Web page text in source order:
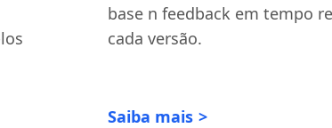
base n feedback em tempo
cada versão.
Saiba mais